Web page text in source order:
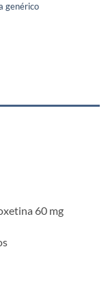
genérico
60 mg